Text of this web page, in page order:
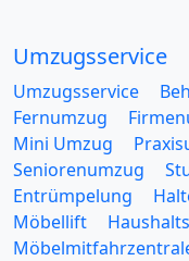
Umzugsservice
Umzugsservice
Fernumzug
Mini Umzug
Seniorenumzug
Entrümpelung
Möbellift